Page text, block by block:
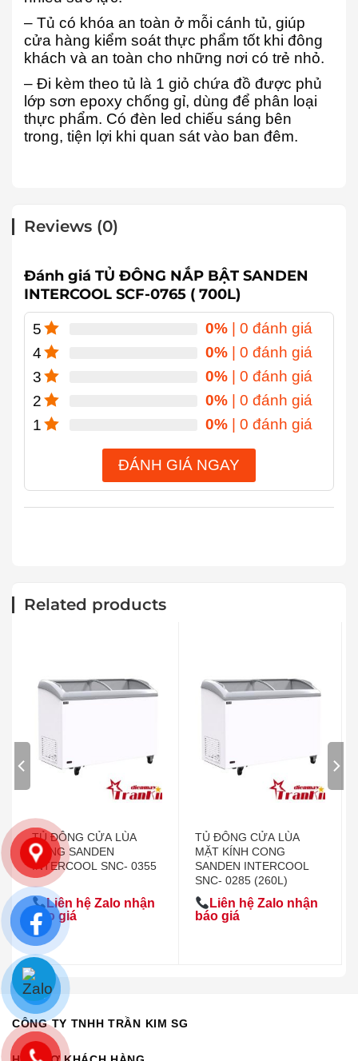
– Tủ có khóa an toàn ở mỗi cánh tủ, giúp
cửa hàng kiểm soát thực phẩm tốt khi đông
khách và an toàn cho những nơi có trẻ nhỏ.
– Đi kèm theo tủ là 1 giỏ chứa đồ được phủ
lớp sơn epoxy chống gỉ, dùng để phân loại
thực phẩm. Có đèn led chiếu sáng bên
trong, tiện lợi khi quan sát vào ban đêm.
Reviews (0)
Đánh giá TỦ ĐÔNG NẮP BẬT SANDEN
INTERCOOL SCF-0765 ( 700L)
5 0% | 0 đánh giá
4
0% | 0 đánh giá
3
0% | 0 đánh giá
2
0% | 0 đánh giá
1
0% | 0 đánh giá
ĐÁNH GIÁ NGAY
Related products
TỦ ĐÔNG CỬA LÙA
CONG SANDEN
INTERCOOL SNC- 0355
Liên hệ Zalo nhận
báo giá
TỦ ĐÔNG CỬA LÙA
MẶT KÍNH CONG
SANDEN INTERCOOL
SNC- 0285 (260L)
Liên hệ Zalo nhận
báo giá
CÔNG TY TNHH TRẦN KIM SG